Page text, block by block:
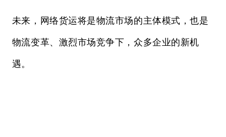
未来，网络货运将是物流市场的主体模式，也是
物流变革、激烈市场竞争下，众多企业的新机
遇。